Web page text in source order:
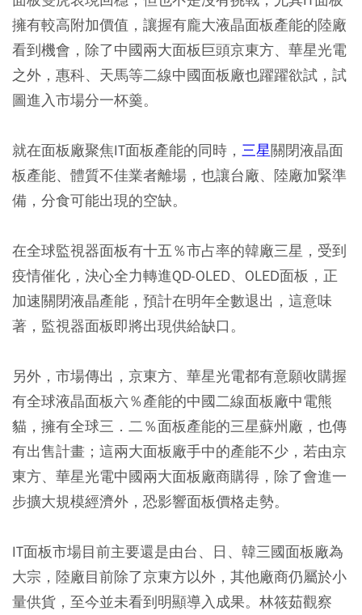
擁有較高附加價值，讓握有龐大液晶面板產能的陸廠
看到機會，除了中國兩大面板巨頭京東方、華星光電
之外，惠科、天馬等二線中國面板廠也躍躍欲試，試
圖進入市場分一杯羹。
就在面板廠聚焦IT面板產能的同時， 三星關閉液晶面
板產能、體質不佳業者離場，也讓台廠、陸廠加緊準
備，分食可能出現的空缺。
在全球監視器面板有十五％市占率的韓廠三星，受到
疫情催化，決心全力轉進QD-OLED、OLED面板，正
加速關閉液晶產能，預計在明年全數退出，這意味
著，監視器面板即將出現供給缺口。
另外，市場傳出，京東方、華星光電都有意願收購握
有全球液晶面板六％產能的中國二線面板廠中電熊
貓，擁有全球三．二％面板產能的三星蘇州廠，也傳
有出售計畫；這兩大面板廠手中的產能不少，若由京
東方、華星光電中國兩大面板廠商購得，除了會進一
步擴大規模經濟外，恐影響面板價格走勢。
IT面板市場目前主要還是由台、日、韓三國面板廠為
大宗，陸廠目前除了京東方以外，其他廠商仍屬於小
量供貨，至今並未看到明顯導入成果。林筱茹觀察